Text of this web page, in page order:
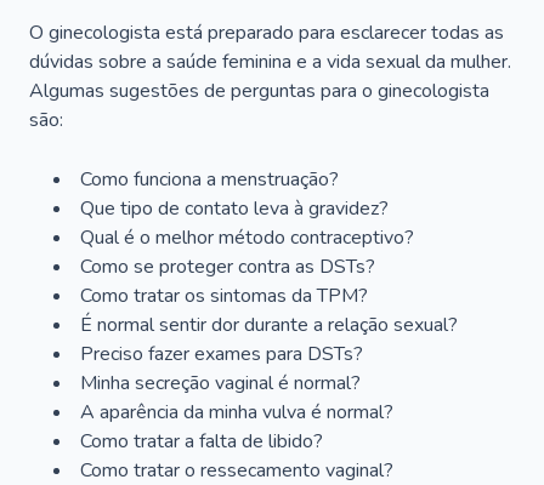
O ginecologista está preparado para esclarecer todas as
dúvidas sobre a saúde feminina e a vida sexual da mulher.
Algumas sugestões de perguntas para o ginecologista
são:
Como funciona a menstruação?
Que tipo de contato leva à gravidez?
Qual é o melhor método contraceptivo?
Como se proteger contra as DSTs?
Como tratar os sintomas da TPM?
É normal sentir dor durante a relação sexual?
Preciso fazer exames para DSTs?
Minha secreção vaginal é normal?
A aparência da minha vulva é normal?
Como tratar a falta de libido?
Como tratar o ressecamento vaginal?